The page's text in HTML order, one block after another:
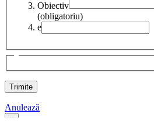
Obiectiv
(obligatoriu)
e
Anulează
×